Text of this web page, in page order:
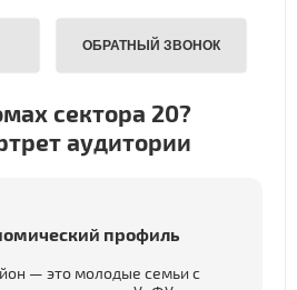
сектора 20?
аудитории
профиль
— это молодые семьи с